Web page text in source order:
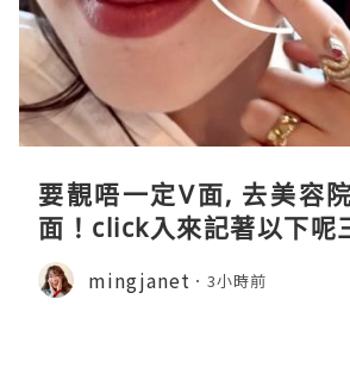
要靚唔一定V面, 去美容
面！click入來記著以下呢
mingjanet 3小時前